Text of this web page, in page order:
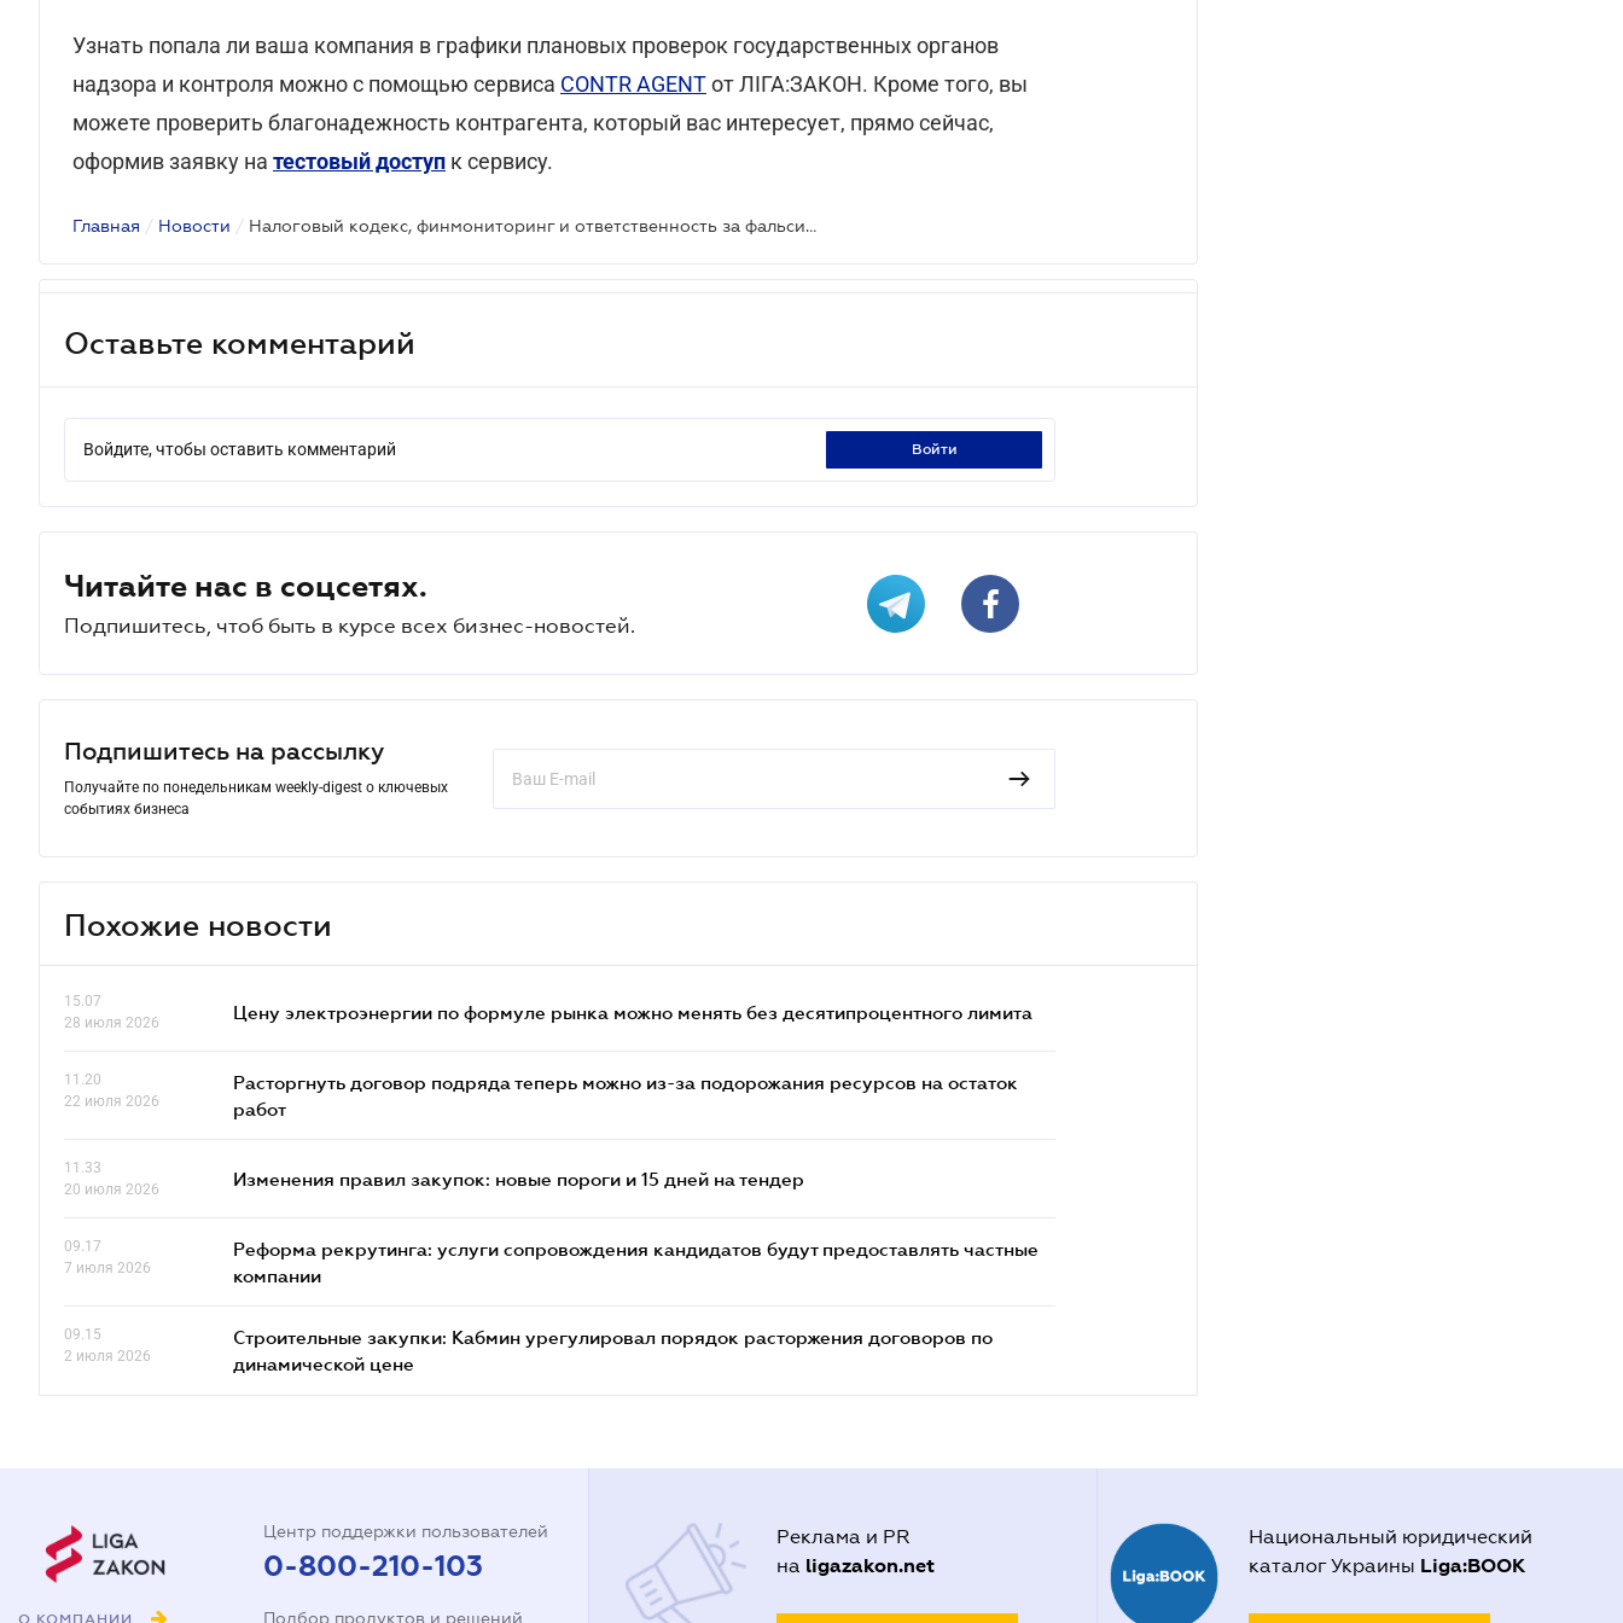
Узнать попала ли ваша компания в графики плановых проверок государственных органов
надзора и контроля можно с помощью сервиса CONTR AGENTот ЛІГА:ЗАКОН. Кроме того, вы
можете проверить благонадежность контрагента, который вас интересует, прямо сейчас,
оформив заявку на тестовый доступ к сервису.
Главная / Новости / Налоговый кодекс, финмониторинг и ответственность за фальсификацию лекарств: повестка дня ВР на сегодня
Оставьте комментарий
Войдите, чтобы оставить комментарий войти
Читайте нас в соцсетях.
Подпишитесь, чтоб быть в курсе всех бизнес-новостей.
Подпишитесь на рассылку
Получайте по понедельникам weekly-digest о ключевых
событиях бизнеса
Похожие новости
15.07
28 июля 2026
Цену электроэнергии по формуле рынка можно менять без десятипроцентного лимита
11.20
22 июля 2026
Расторгнуть договор подряда теперь можно из-за подорожания ресурсов на остаток
работ
11.33
20 июля 2026
Изменения правил закупок: новые пороги и 15 дней на тендер
09.17
7 июля 2026
Реформа рекрутинга: услуги сопровождения кандидатов будут предоставлять частные
компании
09.15
2 июля 2026
Строительные закупки: Кабмин урегулировал порядок расторжения договоров по
динамической цене
О КОМПАНИИ
Центр поддержки пользователей
0-800-210-103
Подбор продуктов и решений
Реклама и PR
на ligazakon.net
Национальный юридический
каталог Украины Liga:BOOK